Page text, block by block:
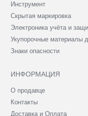
Инструмент
Скрытая маркировка
Электроника учёта и
Укупорочные материалы
Знаки опасности
ИНФОРМАЦИЯ
О продавце
Контакты
Доставка и Оплата